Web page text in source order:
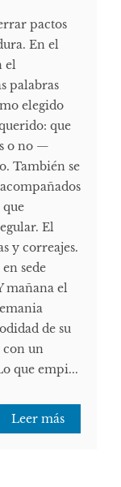
pactos
En el
el
palabras
elegido
que
o no —
También se
que
El
y correajes.
sede
mañana el
de su
con un
que empi...
Leer más